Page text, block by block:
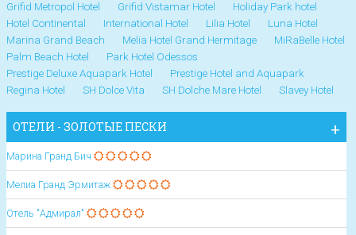
Grifid Metropol Hotel
Grifid Vistamar Hotel
Holiday Park hotel
Hotel Continental
International Hotel Lilia Hotel
Luna Hotel
Marina Grand Beach
Melia Hotel Grand Hermitage
MiRaBelle Hotel
Palm Beach Hotel
Park Hotel Odessos
Prestige Deluxe Aquapark Hotel
Prestige Hotel and Aquapark
Regina Hotel
SH Dolce Vita SH Dolche Mare Hotel Slavey Hotel
ОТЕЛИ - ЗОЛОТЫЕ ПЕСКИ
Марина Гранд Бич
Мелиа Гранд Эрмитаж
Отель "Адмирал"